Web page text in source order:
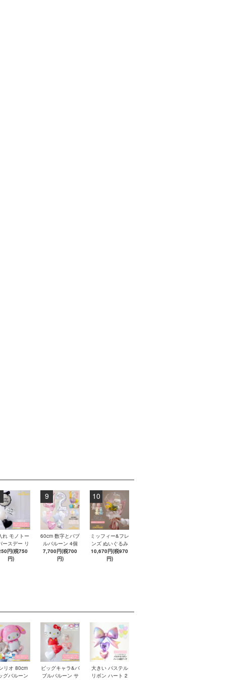
れ モノトー
ースデー リ
バブルブー
浮かせてお
円(税750
円)
9
60cm 数字とバブ
ルバルーン 4個
ブーケ 【浮かせ
てお届け】 ヘリ
7,700円(税700
円)
10
ミッフィー&フレ
ンズ ぬいぐるみ
ブーケ アレンジ
メントバルーン
10,670円(税970
円)
リオ 80cm
グバルーン
ビッグキャラ&バ
ブルバルーン サ
大きい パステル
リボン ハート 2